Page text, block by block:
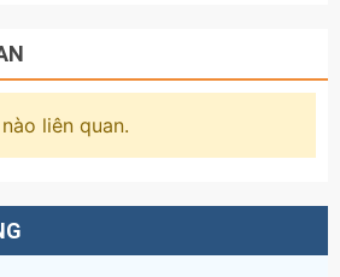
liên quan.